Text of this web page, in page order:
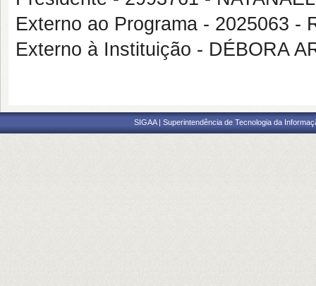
Externo ao Programa - 2025063 -
Externo à Instituição - DÉBORA
SIGAA | Superintendência de Tecnologia da